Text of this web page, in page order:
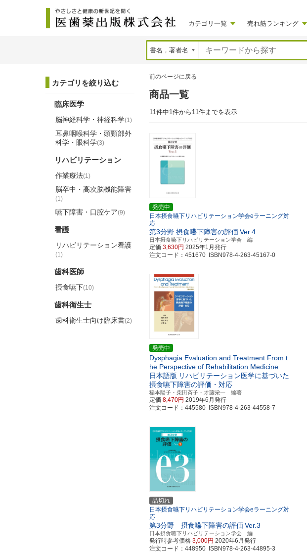
カテゴリ一覧 売れ筋ランキング
前のページに戻る
商品一覧
11件中1件から11件までを表示
発売中
日本摂食嚥下リハビリテーション学会eラーニング対
応
第3分野 摂食嚥下障害の評価 Ver.4
日本摂食嚥下リハビリテーション学会 編
定価 3,630円 2025年1月発行
注文コード：451670 ISBN978-4-263-45167-0
発売中
Dysphagia Evaluation and Treatment From t
he Perspective of Rehabilitation Medicine
日本語版 リハビリテーション医学に基づいた
摂食嚥下障害の評価・対応
稲本陽子・柴田斉子・才藤栄一 編著
定価 8,470円 2019年6月発行
注文コード：445580 ISBN978-4-263-44558-7
品切れ
日本摂食嚥下リハビリテーション学会eラーニング対
応
第3分野 摂食嚥下障害の評価 Ver.3
日本摂食嚥下リハビリテーション学会 編
発行時参考価格 3,000円 2020年6月発行
注文コード：448950 ISBN978-4-263-44895-3
カテゴリを絞り込む
臨床医学
脳神経科学・神経科学(1)
耳鼻咽喉科学・頭頸部外
科学・眼科学(3)
リハビリテーション
作業療法(1)
脳卒中・高次脳機能障害
(1)
嚥下障害・口腔ケア(9)
看護
リハビリテーション看護
(1)
歯科医師
摂食嚥下(10)
歯科衛生士
歯科衛生士向け臨床書(2)